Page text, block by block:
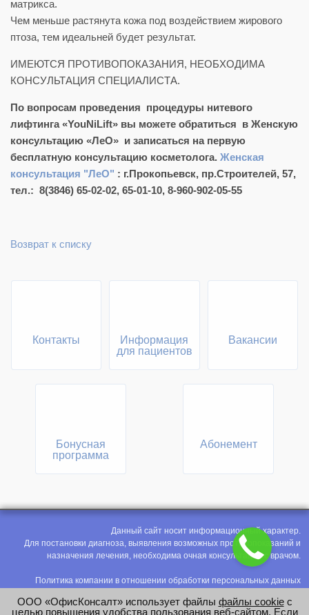
матрикса.
Чем меньше растянута кожа под воздействием жирового
птоза, тем идеальней будет результат.
ИМЕЮТСЯ ПРОТИВОПОКАЗАНИЯ, НЕОБХОДИМА
КОНСУЛЬТАЦИЯ СПЕЦИАЛИСТА.
По вопросам проведения процедуры нитевого
лифтинга «YouNiLift» вы можете обратиться в Женскую
консультацию «ЛеО» и записаться на первую
бесплатную консультацию косметолога. Женская
консультация "ЛеО" : г.Прокопьевск, пр.Строителей, 57,
тел.: 8(3846) 65-02-02, 65-01-10, 8-960-902-05-55
Возврат к списку
Контакты
Информация
для пациентов
Вакансии
Бонусная
программа
Абонемент
Данный сайт носит информационный характер.
Для постановки диагноза, выявления возможных противопоказаний и
назначения лечения, необходима очная консультация с врачом.
Политика компании в отношении обработки персональных данных
Соглашение на обработку персональных данных
ООО «ОфисКонсалт» использует файлы файлы cookieс
целью повышения удобства пользования веб-сайтом. Если